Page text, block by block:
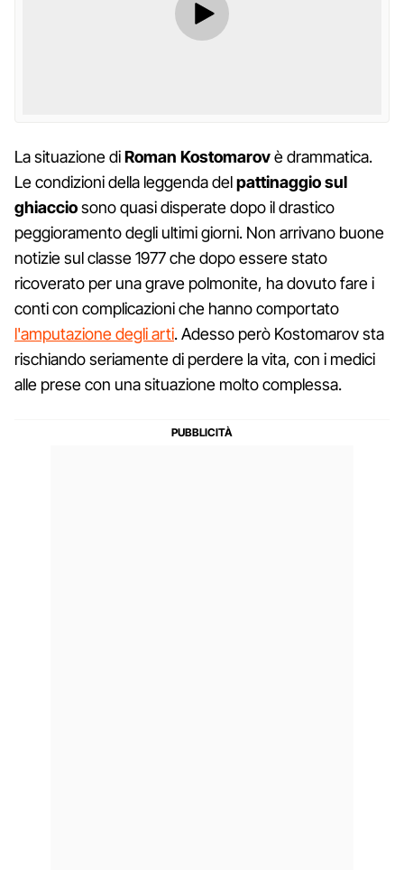
La situazione diRoman Kostomarovè drammatica.
Le condizioni della leggenda delpattinaggio sul
ghiacciosono quasi disperate dopo il drastico
peggioramento degli ultimi giorni. Non arrivano buone
notizie sul classe 1977 che dopo essere stato
ricoverato per una grave polmonite, ha dovuto fare i
conti con complicazioni che hanno comportato
l'amputazione degli arti. Adesso però Kostomarov sta
rischiando seriamente di perdere la vita, con i medici
alle prese con una situazione molto complessa.